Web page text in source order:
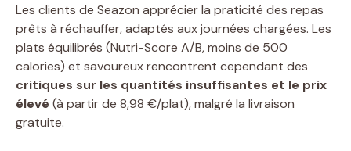
Les clients de Seazon apprécier la praticité des repas
prêts à réchauffer, adaptés aux journées chargées. Les
plats équilibrés (Nutri-Score A/B, moins de 500
calories) et savoureux rencontrent cependant des
critiques sur les quantités insuffisantes et le prix
élevé (à partir de 8,98 €/plat), malgré la livraison
gratuite.